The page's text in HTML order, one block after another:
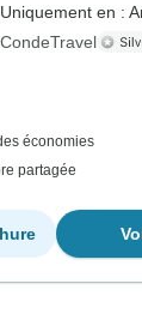
Uniquement en :
CondeTravel
économies
partagée